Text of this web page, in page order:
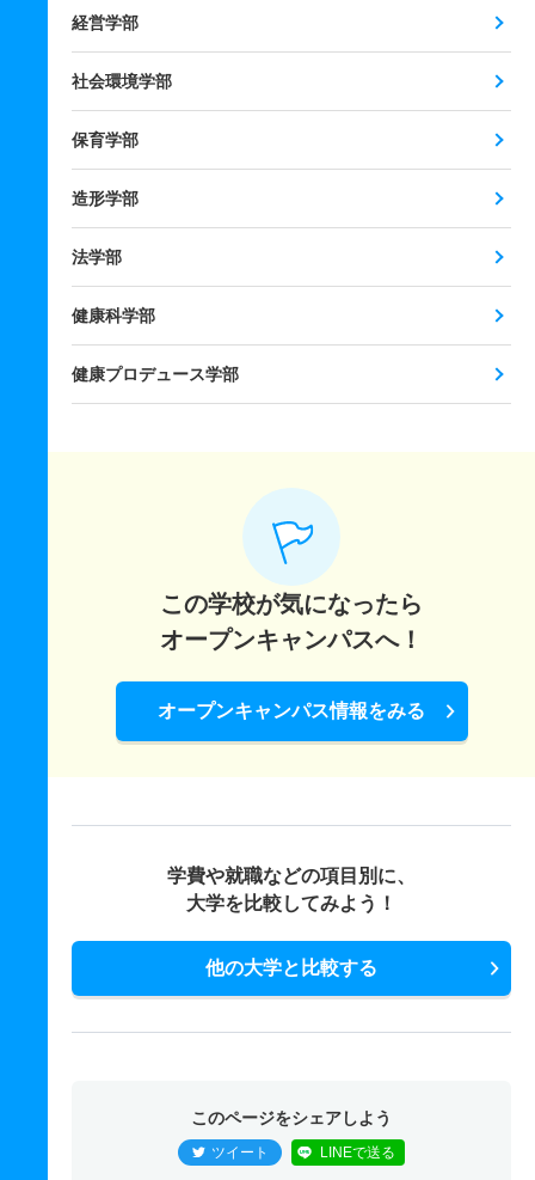
経営学部
社会環境学部
保育学部
造形学部
法学部
健康科学部
健康プロデュース学部
この学校が気になったら
オープンキャンパスへ！
オープンキャンパス情報をみる
学費や就職などの項目別に、
大学を比較してみよう！
他の大学と比較する
このページをシェアしよう
ツイート LINEで送る